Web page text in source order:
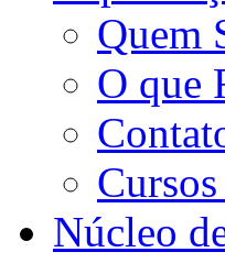
Quem
O que
Núcleo